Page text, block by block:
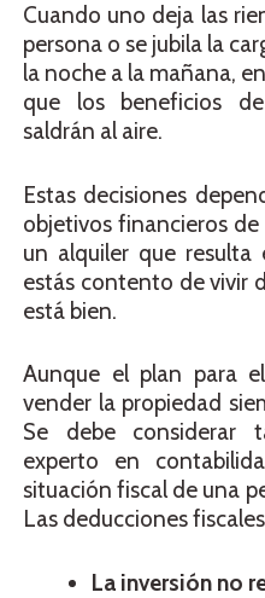
Cuando uno deja las
persona o se jubila la
la noche a la mañana,
que los beneficios
saldrán al aire.
Estas decisiones
objetivos financieros
un alquiler que
estás contento de vivir
está bien.
Aunque el plan para
vender la propiedad
Se debe considerar
experto en
situación fiscal de una
Las deducciones
La inversión no